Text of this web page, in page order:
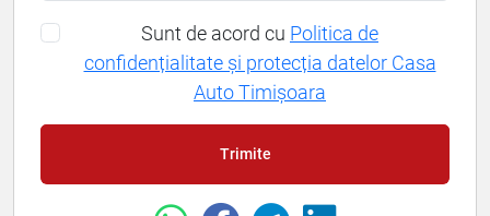
Sunt de acord cu Politica de
confidențialitate și protecția datelor Casa
Auto Timișoara
Trimite